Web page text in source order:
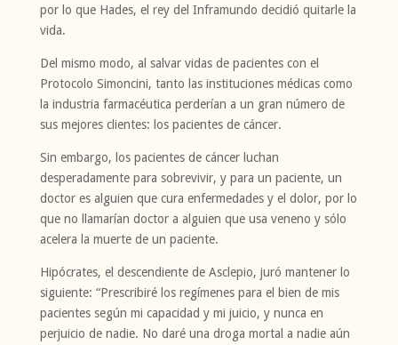
por lo que Hades, el rey del Inframundo decidió quitarle la
vida.
Del mismo modo, al salvar vidas de pacientes con el
Protocolo Simoncini, tanto las instituciones médicas como
la industria farmacéutica perderían a un gran número de
sus mejores clientes: los pacientes de cáncer.
Sin embargo, los pacientes de cáncer luchan
desperadamente para sobrevivir, y para un paciente, un
doctor es alguien que cura enfermedades y el dolor, por lo
que no llamarían doctor a alguien que usa veneno y sólo
acelera la muerte de un paciente.
Hipócrates, el descendiente de Asclepio, juró mantener lo
siguiente: “Prescribiré los regímenes para el bien de mis
pacientes según mi capacidad y mi juicio, y nunca en
perjuicio de nadie. No daré una droga mortal a nadie aún